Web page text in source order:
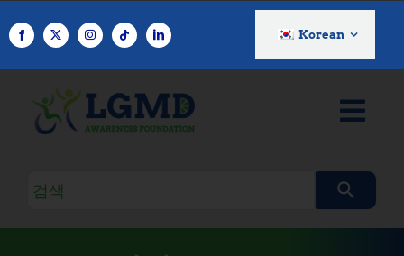
텐
Korean
검
쿼